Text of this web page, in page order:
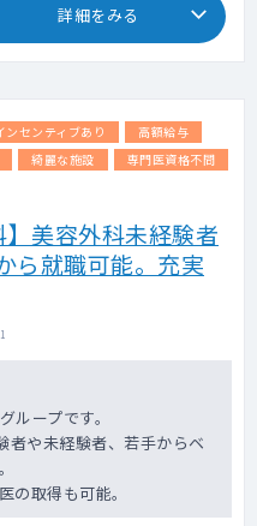
詳細をみる
ンセンティブあり
高額給与
綺麗な施設
専門医資格不問
美容外科未経験者
ら就職可能。充実
ループです。
者や未経験者、若手からベ
の取得も可能。